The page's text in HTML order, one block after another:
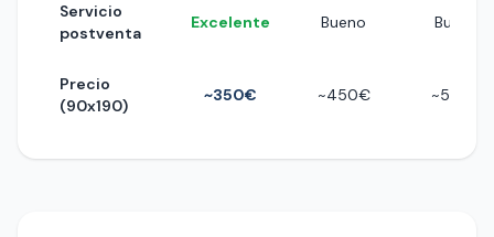
Servicio
postventa
Excelente Bueno Bueno
Precio
(90x190)
~350€ ~450€ ~500€